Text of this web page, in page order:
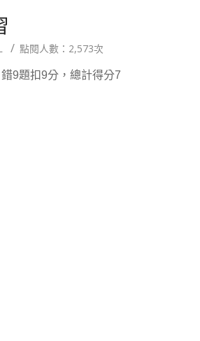
點閱人數：2,573次
9題扣9分，總計得分7